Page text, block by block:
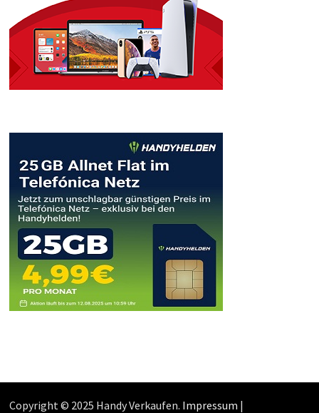
Copyright © 2025 Handy Verkaufen. Impressum |